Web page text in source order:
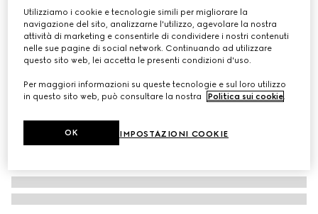
CHF 440
VarianteGG Supreme beige e pelle marrone
Utilizziamo i cookie e tecnologie simili per migliorare la
navigazione del sito, analizzarne l'utilizzo, agevolare la nostra
attività di marketing e consentirle di condividere i nostri contenuti
nelle sue pagine di social network. Continuando ad utilizzare
questo sito web, lei accetta le presenti condizioni d'uso.
Per maggiori informazioni su queste tecnologie e sul loro utilizzo
in questo sito web, può consultare la nostra
Politica sui cookie.
IMPOSTAZIONI COOKIE
OK